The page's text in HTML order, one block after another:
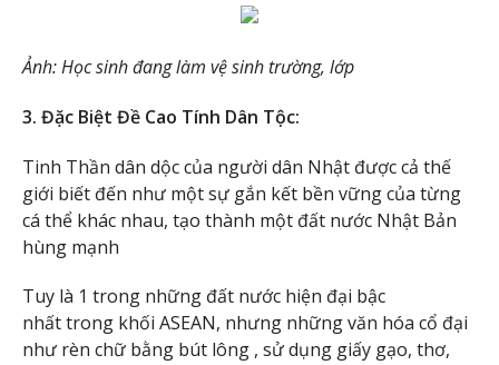
Ảnh: Học sinh đang làm vệ sinh trường, lớp
3. Đặc Biệt Đề Cao Tính Dân Tộc:
Tinh Thần dân dộc của người dân Nhật được cả thế
giới biết đến như một sự gắn kết bền vững của từng
cá thể khác nhau, tạo thành một đất nước Nhật Bản
hùng mạnh
Tuy là 1 trong những đất nước hiện đại bậc
nhất trong khối ASEAN, nhưng những văn hóa cổ đại
như rèn chữ bằng bút lông , sử dụng giấy gạo, thơ,